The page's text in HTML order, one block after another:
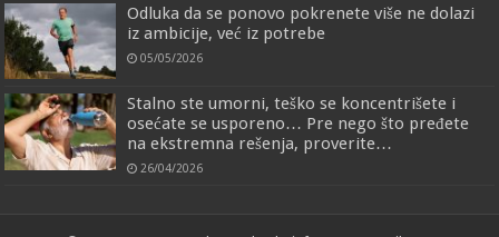
Odluka da se ponovo pokrenete više ne dolazi
iz ambicije, već iz potrebe
05/05/2026
Stalno ste umorni, teško se koncentrišete i
osećate se usporeno… Pre nego što pređete
na ekstremna rešenja, proverite…
26/04/2026